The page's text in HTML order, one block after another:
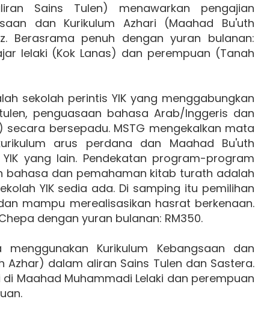
Sains Tulen) menawarkan pengajian
dan Kurikulum Azhari (Maahad Bu'uth
Berasrama penuh dengan yuran bulanan:
lelaki (Kok Lanas) dan perempuan (Tanah
sekolah perintis YIK yang menggabungkan
penguasaan bahasa Arab/Inggeris dan
bersepadu. MSTG mengekalkan mata
arus perdana dan Maahad Bu'uth
yang lain. Pendekatan program-program
bahasa dan pemahaman kitab turath adalah
YIK sedia ada. Di samping itu pemilihan
mampu merealisasikan hasrat berkenaan.
dengan yuran bulanan: RM350.
Kurikulum Kebangsaan dan
Azhar) dalam aliran Sains Tulen dan Sastera.
Maahad Muhammadi Lelaki dan perempuan